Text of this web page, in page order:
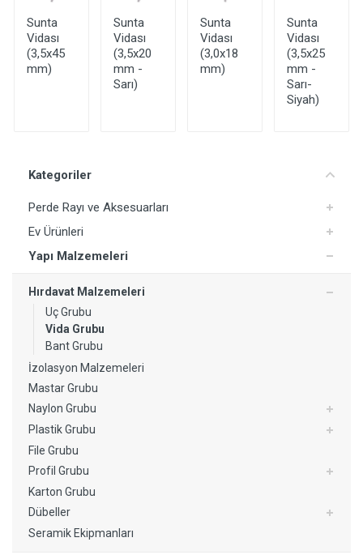
Kategoriler
Perde Rayı ve Aksesuarları
Ev Ürünleri
Yapı Malzemeleri
Hırdavat Malzemeleri
Uç Grubu
Vida Grubu
Bant Grubu
İzolasyon Malzemeleri
Mastar Grubu
Naylon Grubu
Plastik Grubu
File Grubu
Profil Grubu
Karton Grubu
Dübeller
Seramik Ekipmanları
Yorum Ekle
Sunta
Vidası
(3,5x45
mm)
Sunta
Vidası
(3,5x20
mm -
Sarı)
Sunta
Vidası
(3,0x18
mm)
Sunta
Vidası
(3,5x25
mm -
Sarı-
Siyah)